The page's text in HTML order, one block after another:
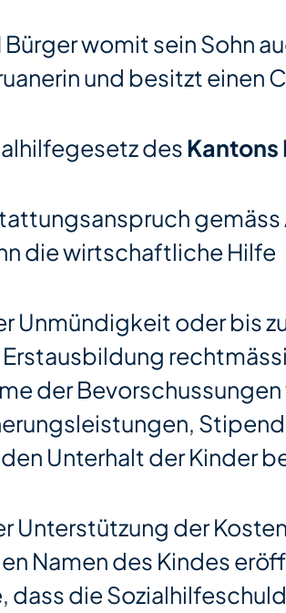
Bürger womit sein Sohn
und besitzt einen
desKantons
gemäss
die wirtschaftliche Hilfe
Unmündigkeit oder bis
der Bevorschussungen
Unterhalt der Kinder
Unterstützung der
Namen des Kindes
dass die